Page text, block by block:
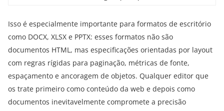
Isso é especialmente importante para formatos de escritório
como DOCX, XLSX e PPTX: esses formatos não são
documentos HTML, mas especificações orientadas por layout
com regras rígidas para paginação, métricas de fonte,
espaçamento e ancoragem de objetos. Qualquer editor que
os trate primeiro como conteúdo da web e depois como
documentos inevitavelmente compromete a precisão